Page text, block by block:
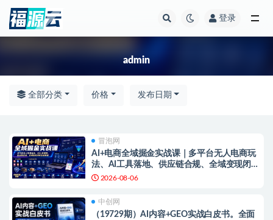
登录
admin
全部分类 价格 发布日期
冒泡网
AI+电商全域掘金实战课｜多平台无人电商玩
法、AI工具落地、供应链合规、全域变现闭环
全套教程
2026-08-06
中创网
（19729期）AI内容+GEO实战白皮书。全面